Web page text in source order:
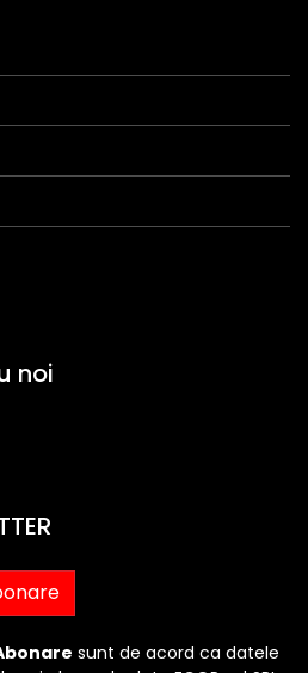
noi
sunt de acord ca datele